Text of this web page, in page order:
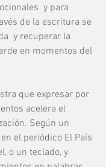
y para
de la escritura se
y recuperar la
en momentos del
que expresar por
acelera el
Según un
el periódico El País
o un teclado, y